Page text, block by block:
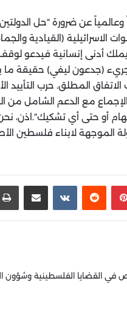
وعالمياً عن ضرورة “حل
الاسرائيلية (القيادية
أدنى إنسانية فيدعو
(جدعون ليفي) حقيقة
المطلق. حرب
مع الدعم الشامل من
أو حتى أي تشكيك”.اذن،
لابناء فلسطين
بينتيريست
القضايا الفلسطينية وشؤون